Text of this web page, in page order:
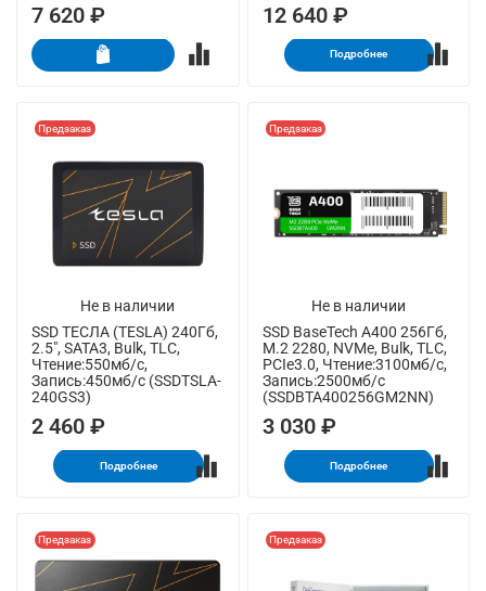
7 620 ₽ 12 640 ₽
Подробнее
Не в наличии
Предзаказ
SSD ТЕСЛА (TESLA) 240Гб,
2.5", SATA3, Bulk, TLC,
Чтение:550мб/с,
Запись:450мб/с (SSDTSLA-
240GS3)
2 460 ₽
Подробнее
Не в наличии
Предзаказ
SSD BaseTech A400 256Гб,
M.2 2280, NVMe, Bulk, TLC,
PCIe3.0, Чтение:3100мб/с,
Запись:2500мб/с
(SSDBTA400256GM2NN)
3 030 ₽
Подробнее
Предзаказ Предзаказ